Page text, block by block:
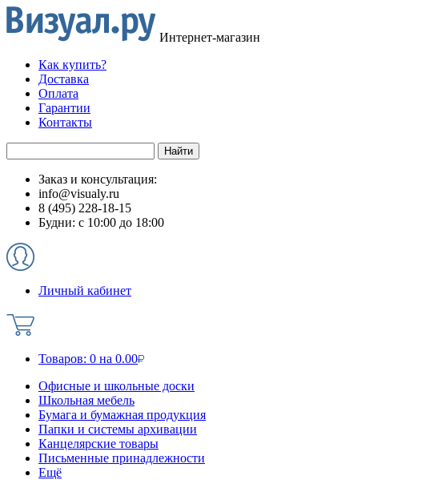
Интернет-магазин
Как купить?
Доставка
Оплата
Гарантии
Контакты
Заказ и консультация:
info@visualy.ru
8 (495) 228-18-15
Будни: с 10:00 до 18:00
Личный кабинет
Товаров: 0 на 0.00
Офисные и школьные доски
Школьная мебель
Бумага и бумажная продукция
Папки и системы архивации
Канцелярские товары
Письменные принадлежности
Ещё